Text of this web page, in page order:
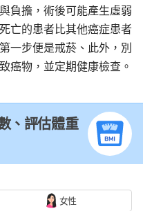
負擔，術後可能產生虛弱
亡的患者比其他癌症患者
一步便是戒菸、此外，別
癌物，並定期健康檢查。
、評估體重
女性